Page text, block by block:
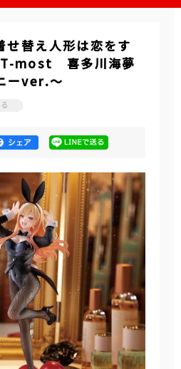
せ替え人形は恋をす
most 喜多川海夢
ーver.～